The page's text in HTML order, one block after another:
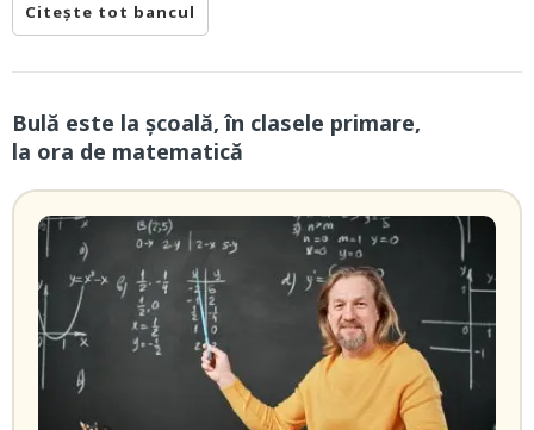
Citește tot bancul
Bulă este la școală, în clasele primare,
la ora de matematică